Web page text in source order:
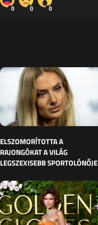
0 0 0
ELSZOMORÍTOTTA A
RAJONGÓKAT A VILÁG
LEGSZEXISEBB SPORTOLÓNŐJE